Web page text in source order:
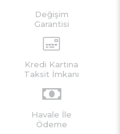
Değişim
Garantisi
Kredi Kartına
Taksit İmkanı
Havale İle
Ödeme